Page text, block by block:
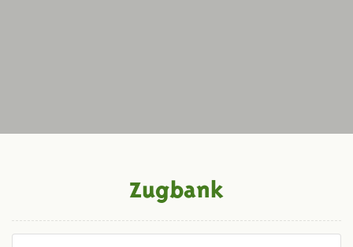
Zugbank